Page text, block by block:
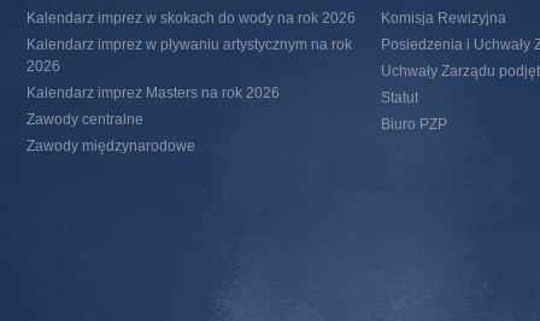
Kalendarz imprez w skokach do wody na rok 2026
Kalendarz imprez w pływaniu artystycznym na rok
2026
Kalendarz imprez Masters na rok 2026
Zawody centralne
Zawody międzynarodowe
Komisja Rewizyjna
Posiedzenia i Uchwały
Uchwały Zarządu
Statut
Biuro PZP